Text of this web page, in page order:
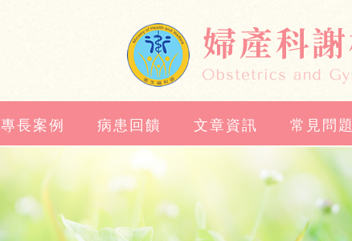
專長案例 病患回饋 文章資訊 常見問題